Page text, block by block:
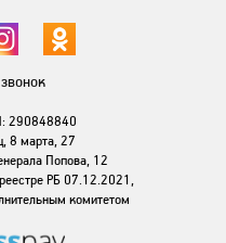
290848840
8 марта, 27
Попова, 12
РБ 07.12.2021,
комитетом